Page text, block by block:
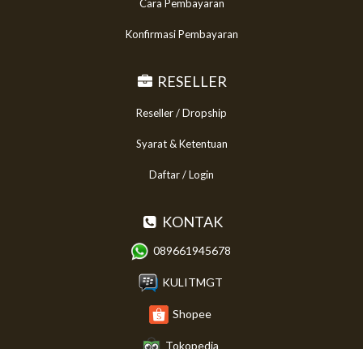
Cara Pembayaran
Konfirmasi Pembayaran
RESELLER
Reseller / Dropship
Syarat & Ketentuan
Daftar / Login
KONTAK
089661945678
KULITMGT
Shopee
Tokopedia